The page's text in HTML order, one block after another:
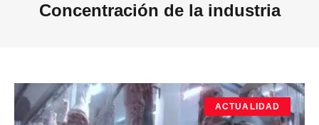
Concentración de la industria
ACTUALIDAD